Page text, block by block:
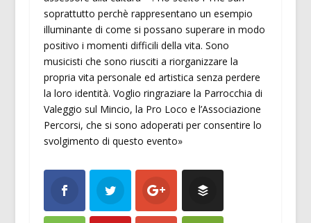
soprattutto perchè rappresentano un esempio
illuminante di come si possano superare in modo
positivo i momenti difficili della vita. Sono
musicisti che sono riusciti a riorganizzare la
propria vita personale ed artistica senza perdere
la loro identità. Voglio ringraziare la Parrocchia di
Valeggio sul Mincio, la Pro Loco e l’Associazione
Percorsi, che si sono adoperati per consentire lo
svolgimento di questo evento»